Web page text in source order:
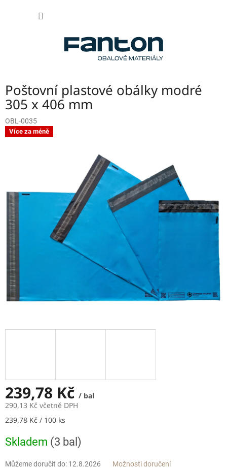
Poštovní plastové obálky modré
305 x 406 mm
OBL-0035
Více za méně
239,78 Kč / bal
290,13 Kč včetně DPH
Měrná
239,78 Kč / 100 ks
Skladem (3 bal)
Můžeme doručit do: 12.8.2026 Možnosti doručení